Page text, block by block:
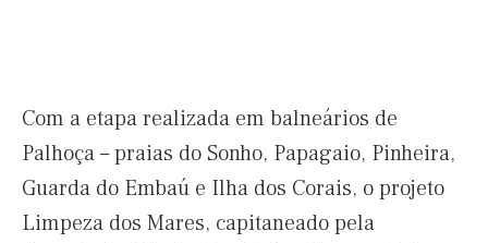
Com a etapa realizada em balneários de
Palhoça – praias do Sonho, Papagaio, Pinheira,
Guarda do Embaú e Ilha dos Corais, o projeto
Limpeza dos Mares, capitaneado pela